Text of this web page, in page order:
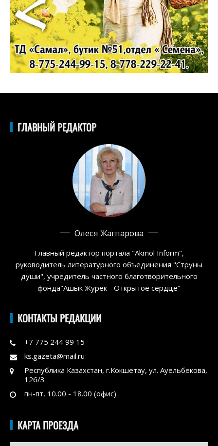
ГЛАВНЫЙ РЕДАКТОР
Олеся Жагпарова
Главный редактор портала "Akmol Inform",
руководитель литературного объединения "Струны
души", учредитель частного благотворительного
фонда"Ашык Журек - Открытое сердце"
КОНТАКТЫ РЕДАКЦИИ
+7 775 244 99 15
ks.gazeta@mail.ru
Республика Казахстан, г.Кокшетау, ул. Ауельбекова,
126/3
пн-пт, 10.00 - 18.00 (офис)
КАРТА ПРОЕЗДА